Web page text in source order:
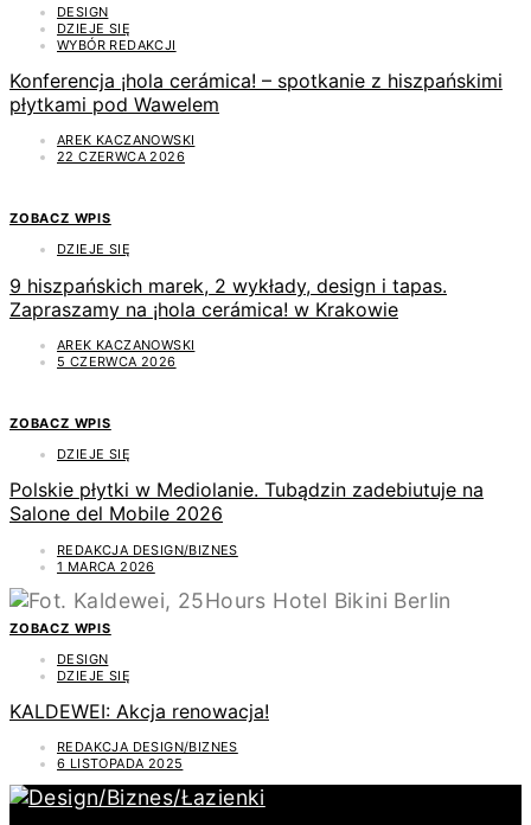
DESIGN
DZIEJE SIĘ
WYBÓR REDAKCJI
Konferencja ¡hola cerámica! – spotkanie z hiszpańskimi
płytkami pod Wawelem
AREK KACZANOWSKI
22 CZERWCA 2026
ZOBACZ WPIS
DZIEJE SIĘ
9 hiszpańskich marek, 2 wykłady, design i tapas.
Zapraszamy na ¡hola cerámica! w Krakowie
AREK KACZANOWSKI
5 CZERWCA 2026
ZOBACZ WPIS
DZIEJE SIĘ
Polskie płytki w Mediolanie. Tubądzin zadebiutuje na
Salone del Mobile 2026
REDAKCJA DESIGN/BIZNES
1 MARCA 2026
ZOBACZ WPIS
DESIGN
DZIEJE SIĘ
KALDEWEI: Akcja renowacja!
REDAKCJA DESIGN/BIZNES
6 LISTOPADA 2025